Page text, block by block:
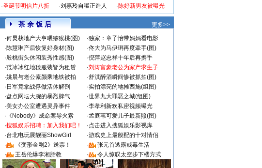
·圣诞节明信片八折
·刘嘉玲自曝正造人
·陈好新男友被曝光
茶 余 饭 后
更多>>
·何炅获地产大亨喂猕猴桃(图) ·独家：章子怡带妈妈看电影
·陈慧琳产后恢复好身材(图) ·佟大为马伊琍再度牵手(图)
·殷桃街头休闲装秀性感(图) ·倪萍赵忠祥十年后再携手
·范冰冰红地毯服装皆为租赁 ·刘涛富豪老公为家产求生子
·姚晨与老公素颜乘地铁被拍 ·舒淇醉酒瞬间惨被抓拍(图)
· 日军竟拿战俘做活体解剖 ·实拍漂亮的地摊西施(组图)
·盘点网坛大腕的暴烈脾气 ·世界九大罪恶之城(组图)
·美女办公室遭遇灵异事件 ·李孝利新欢私密视频曝光
· 《Nobody》成命案导火索 ·孟庭苇可爱儿子最新照(图)
·搜狐娱乐招聘：加入我们吧！ ·点击进入搜狐娱乐影视库
·台北电玩展靓丽ShowGirl ·游戏史上最般配的十对情侣
·
《变形金刚2》送票！ ·
张元首透露戒毒生活
·
王岳伦爆李湘胎教 · 令人惊叹太空步下楼方式